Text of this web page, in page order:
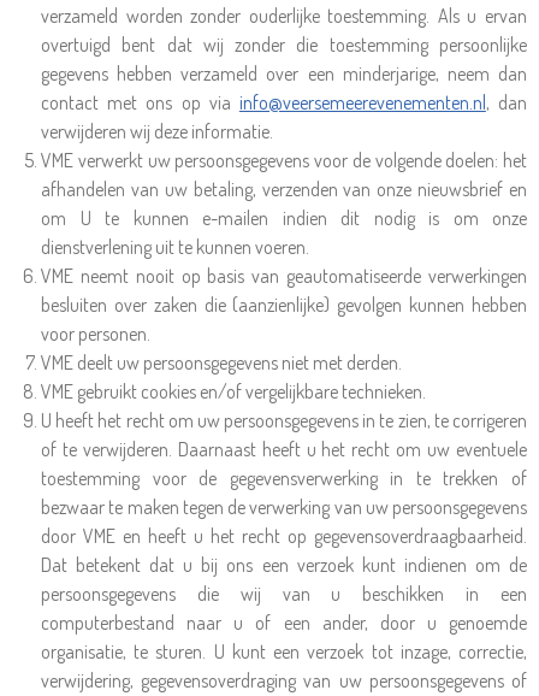
verzameld worden zonder ouderlijke toestemming. Als u ervan
overtuigd bent dat wij zonder die toestemming persoonlijke
gegevens hebben verzameld over een minderjarige, neem dan
contact met ons op via info@veersemeerevenementen.nl , dan
verwijderen wij deze informatie.
VME verwerkt uw persoonsgegevens voor de volgende doelen: het
afhandelen van uw betaling, verzenden van onze nieuwsbrief en
om U te kunnen e-mailen indien dit nodig is om onze
dienstverlening uit te kunnen voeren.
VME neemt nooit op basis van geautomatiseerde verwerkingen
besluiten over zaken die (aanzienlijke) gevolgen kunnen hebben
voor personen.
VME deelt uw persoonsgegevens niet met derden.
VME gebruikt cookies en/of vergelijkbare technieken.
U heeft het recht om uw persoonsgegevens in te zien, te corrigeren
of te verwijderen. Daarnaast heeft u het recht om uw eventuele
toestemming voor de gegevensverwerking in te trekken of
bezwaar te maken tegen de verwerking van uw persoonsgegevens
door VME en heeft u het recht op gegevensoverdraagbaarheid.
Dat betekent dat u bij ons een verzoek kunt indienen om de
persoonsgegevens die wij van u beschikken in een
computerbestand naar u of een ander, door u genoemde
organisatie, te sturen. U kunt een verzoek tot inzage, correctie,
verwijdering, gegevensoverdraging van uw persoonsgegevens of